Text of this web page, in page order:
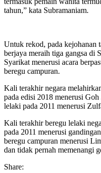
tahun,” kata Subramaniam.
Untuk rekod, pada kejohanan
berjaya meraih tiga gangsa di
Syarikat menerusi acara
beregu campuran.
Kali terakhir negara
pada edisi 2018 menerusi
lelaki pada 2011 menerusi
Kali terakhir beregu lelaki
pada 2011 menerusi
beregu campuran menerusi
dan tidak pernah memenangi
Share: